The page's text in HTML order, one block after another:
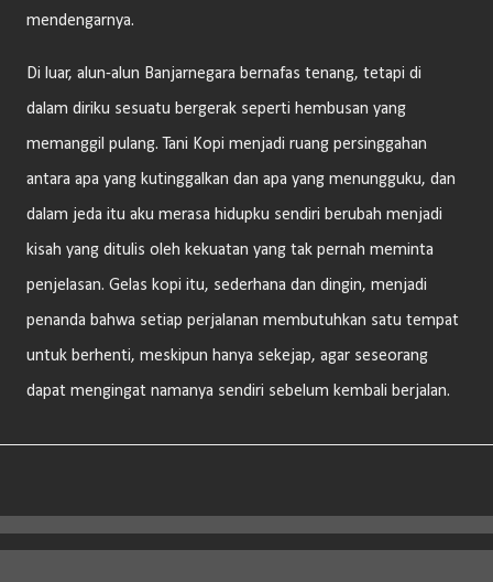
mendengarnya.
Di luar, alun-alun Banjarnegara bernafas tenang, tetapi di
dalam diriku sesuatu bergerak seperti hembusan yang
memanggil pulang. Tani Kopi menjadi ruang persinggahan
antara apa yang kutinggalkan dan apa yang menungguku, dan
dalam jeda itu aku merasa hidupku sendiri berubah menjadi
kisah yang ditulis oleh kekuatan yang tak pernah meminta
penjelasan. Gelas kopi itu, sederhana dan dingin, menjadi
penanda bahwa setiap perjalanan membutuhkan satu tempat
untuk berhenti, meskipun hanya sekejap, agar seseorang
dapat mengingat namanya sendiri sebelum kembali berjalan.